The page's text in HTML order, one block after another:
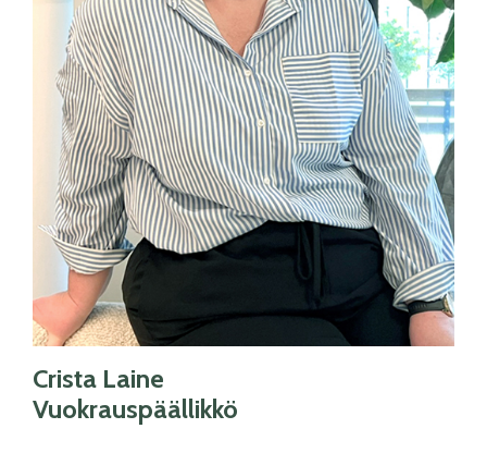
Crista Laine
Vuokrauspäällikkö